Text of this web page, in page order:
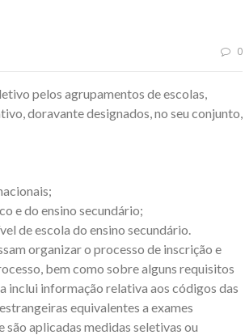
0
pelos agrupamentos de escolas,
doravante designados, no seu conjunto,
e do ensino secundário;
de escola do ensino secundário.
organizar o processo de inscrição e
bem como sobre alguns requisitos
inclui informação relativa aos códigos das
equivalentes a exames
são aplicadas medidas seletivas ou